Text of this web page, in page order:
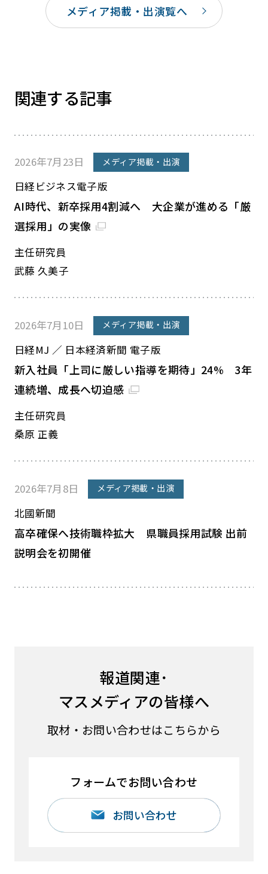
メディア掲載・出演覧へ
関連する記事
2026年7月23日 メディア掲載・出演
日経ビジネス電子版
AI時代、新卒採用4割減へ 大企業が進める「厳
選採用」の実像
主任研究員
武藤 久美子
2026年7月10日 メディア掲載・出演
日経MJ ／ 日本経済新聞 電子版
新入社員「上司に厳しい指導を期待」24% 3年
連続増、成長へ切迫感
主任研究員
桑原 正義
2026年7月8日 メディア掲載・出演
北國新聞
高卒確保へ技術職枠拡大 県職員採用試験 出前
説明会を初開催
報道関連･
マスメディアの皆様へ
取材・お問い合わせはこちらから
フォームでお問い合わせ
お問い合わせ